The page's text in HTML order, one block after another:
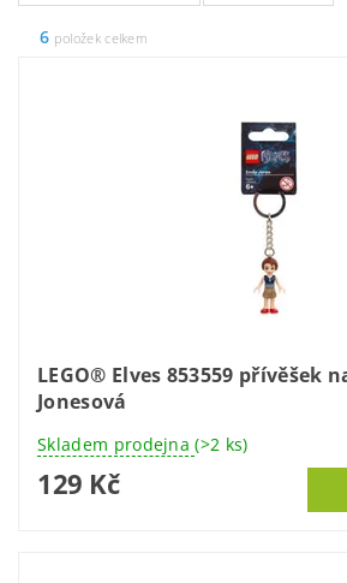
6 položek celkem
LEGO® Elves 853559 přívěšek
Jonesová
Skladem prodejna(>2 ks)
129 Kč